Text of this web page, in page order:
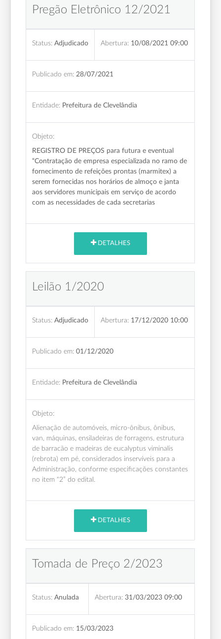
Pregão Eletrônico 12/2021
Status: Adjudicado Abertura: 10/08/2021 09:00
Publicado em: 28/07/2021
Entidade: Prefeitura de Clevelândia
Objeto:
REGISTRO DE PREÇOS para futura e eventual
“Contratação de empresa especializada no ramo de
fornecimento de refeições prontas (marmitex) a
serem fornecidas nos horários de almoço e janta
aos servidores municipais em serviço de acordo
com as necessidades de cada secretarias
DETALHES
Leilão 1/2020
Status: Adjudicado Abertura: 17/12/2020 10:00
Publicado em: 01/12/2020
Entidade: Prefeitura de Clevelândia
Objeto:
Alienação de automóveis, micro-ônibus, ônibus,
van, máquinas, ensiladeiras de forragens, estrutura
de barracão e madeiras de eucalyptus viminalis
(rebrota) em pé, considerados inservíveis para a
Administração, conforme especificações constantes
no item “2” do edital.
DETALHES
Tomada de Preço 2/2023
Status: Anulada Abertura: 31/03/2023 09:00
Publicado em: 15/03/2023